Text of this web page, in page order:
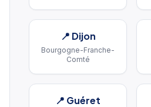
📍 Dijon
Bourgogne-Franche-
Comté
📍 Guéret